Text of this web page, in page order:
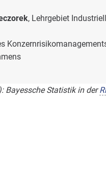
, Lehrgebiet
Bayessche Statistik in der